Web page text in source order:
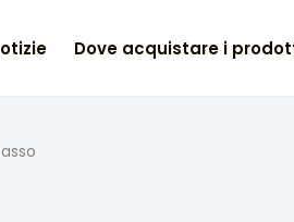
Dove acquistare i